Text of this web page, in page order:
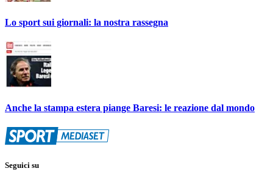
Lo sport sui giornali: la nostra rassegna
Anche la stampa estera piange Baresi: le reazione dal mondo
Seguici su